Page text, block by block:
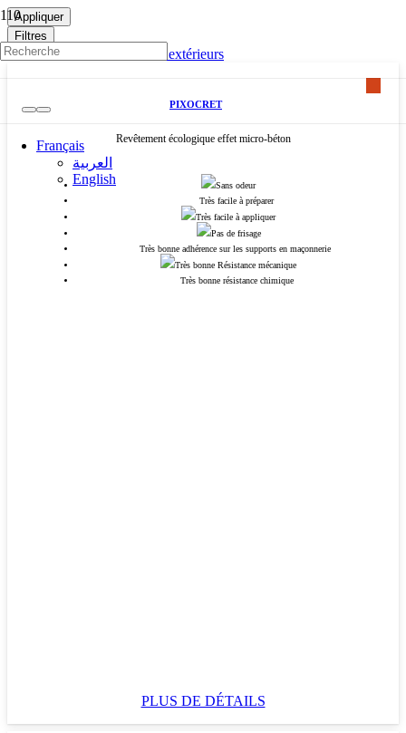
Français
العربية
English
Appliquer
Filtres
Découvrez nos revêtements extérieurs
PIXOCRET
Revêtement écologique effet micro-béton
Sans odeur
Très facile à préparer
Très facile à appliquer
Pas de frisage
Très bonne adhérence sur les supports en maçonnerie
Très bonne Résistance mécanique
Très bonne résistance chimique
PLUS DE DÉTAILS